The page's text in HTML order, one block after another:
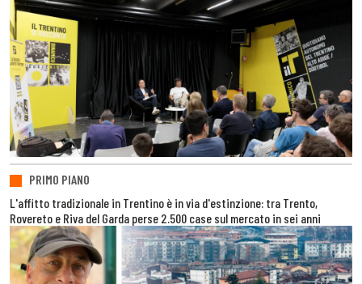
PRIMO PIANO
L'affitto tradizionale in Trentino è in via d'estinzione: tra Trento,
Rovereto e Riva del Garda perse 2.500 case sul mercato in sei anni